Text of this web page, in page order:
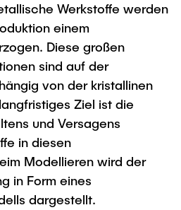
Werkstoffe werden
einem
Diese großen
sind auf der
von der kristallinen
Ziel ist die
und Versagens
in diesen
Modellieren wird der
in Form eines
dargestellt.